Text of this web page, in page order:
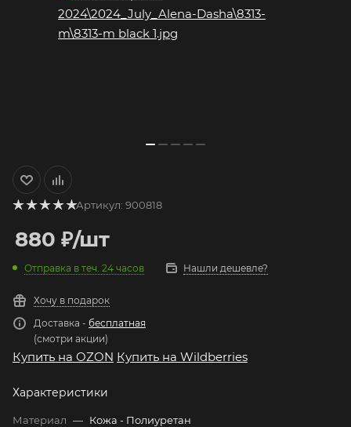
Артикул: 900818
880 ₽/шт
Отправка в теч. 24 часов Нашли дешевле?
Хочу в подарок
Доставка - бесплатная
(смотри акции)
Купить на OZON Купить на Wildberries
Характеристики
Материал — Кожа - Полиуретан